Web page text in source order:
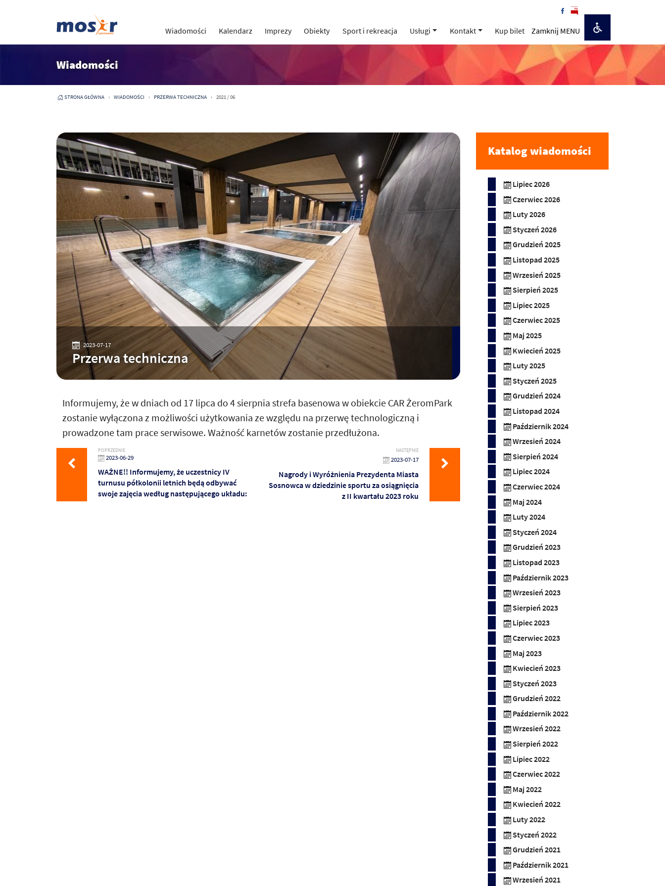
Wiadomości Kalendarz Imprezy Obiekty Sport i rekreacja Usługi Kontakt Kup bilet Zamknij MENU
Wiadomości
STRONA GŁÓWNA WIADOMOŚCI PRZERWA TECHNICZNA 2021 / 06
2023-07-17
Przerwa techniczna
Informujemy, że w dniach od 17 lipca do 4 sierpnia strefa basenowa w obiekcie CAR ŻeromPark
zostanie wyłączona z możliwości użytkowania ze względu na przerwę technologiczną i
prowadzone tam prace serwisowe. Ważność karnetów zostanie przedłużona.
POPRZEDNIE
2023-06-29
WAŻNE!! Informujemy, że uczestnicy IV
turnusu półkolonii letnich będą odbywać
swoje zajęcia według następującego układu:
NASTĘPNIE
2023-07-17
Nagrody i Wyróżnienia Prezydenta Miasta
Sosnowca w dziedzinie sportu za osiągnięcia
z II kwartału 2023 roku
Katalog wiadomości
Lipiec 2026
Czerwiec 2026
Luty 2026
Styczeń 2026
Grudzień 2025
Listopad 2025
Wrzesień 2025
Sierpień 2025
Lipiec 2025
Czerwiec 2025
Maj 2025
Kwiecień 2025
Luty 2025
Styczeń 2025
Grudzień 2024
Listopad 2024
Październik 2024
Wrzesień 2024
Sierpień 2024
Lipiec 2024
Czerwiec 2024
Maj 2024
Luty 2024
Styczeń 2024
Grudzień 2023
Listopad 2023
Październik 2023
Wrzesień 2023
Sierpień 2023
Lipiec 2023
Czerwiec 2023
Maj 2023
Kwiecień 2023
Styczeń 2023
Grudzień 2022
Październik 2022
Wrzesień 2022
Sierpień 2022
Lipiec 2022
Czerwiec 2022
Maj 2022
Kwiecień 2022
Luty 2022
Styczeń 2022
Grudzień 2021
Październik 2021
Wrzesień 2021